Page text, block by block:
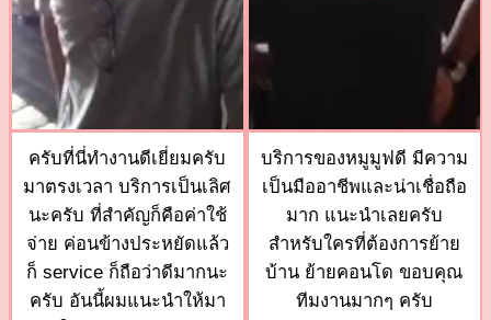
ครับที่นี่ทำงานดีเยี่ยมครับ
มาตรงเวลา บริการเป็นเลิศ
นะครับ ที่สำคัญก็คือค่าใช้
จ่าย ค่อนข้างประหยัดแล้ว
ก็ service ก็ถือว่าดีมากนะ
ครับ อันนี้ผมแนะนำให้มา
บริการของหมูมูฟดี มีความ
เป็นมืออาชีพและน่าเชื่อถือ
มาก แนะนำเลยครับ
สำหรับใครที่ต้องการย้าย
บ้าน ย้ายคอนโด ขอบคุณ
ทีมงานมากๆ ครับ